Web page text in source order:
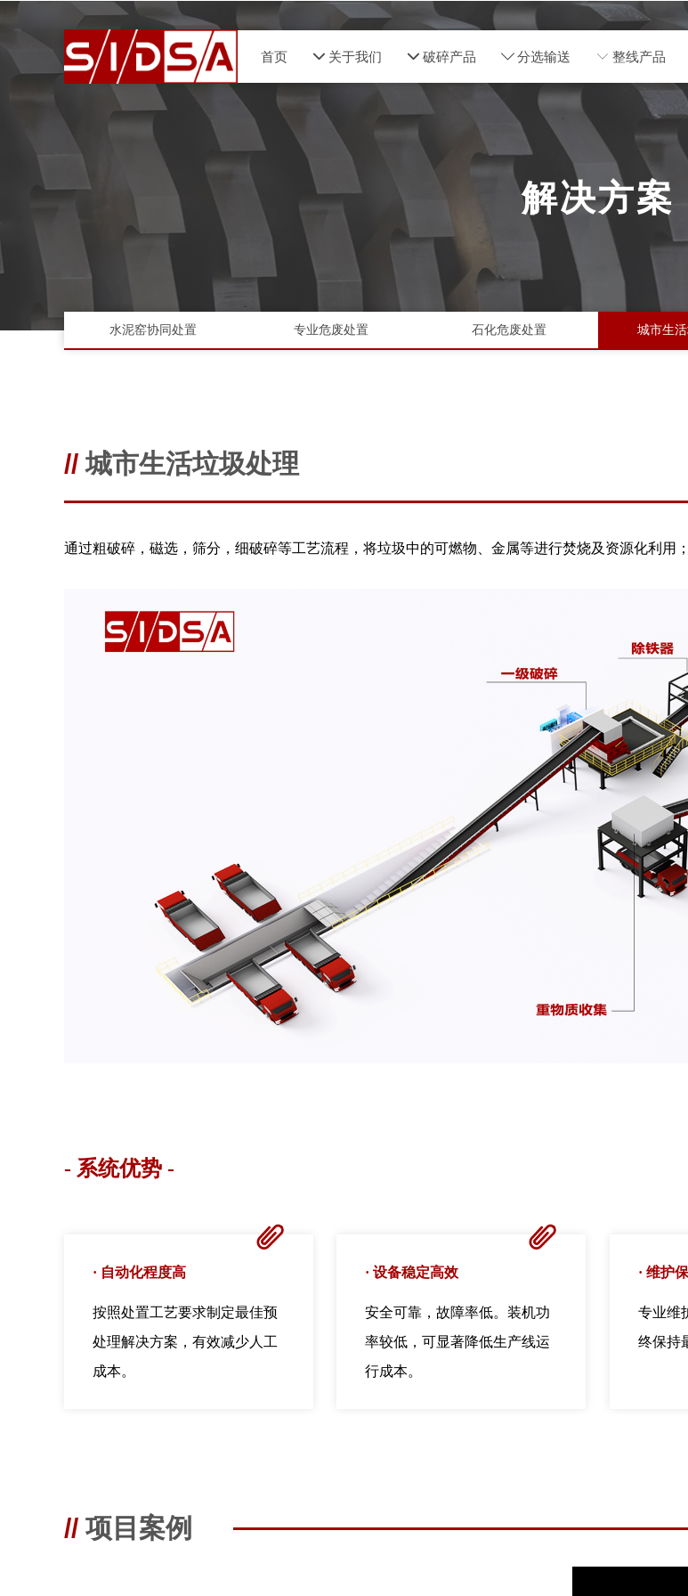
首页 넵 关于我们 넵 破碎产品 ꄳ 分选输送 ꀅ 整线产品
解决方案
//城市生活垃圾处理
// 项目案例
水泥窑协同处置 专业危废处置 石化危废处置 城市生
- 系统优势 -
· 自动化程度高
按照处置工艺要求制定最佳预
处理解决方案，有效减少人工
成本。
ꁨ
· 设备稳定高效
安全可靠，故障率低。装机功
率较低，可显著降低生产线运
行成本。
ꁨ
· 维护
专业维
终保持
通过粗破碎，磁选，筛分，细破碎等工艺流程，将垃圾中的可燃物、金属等进行焚烧及资源化利用